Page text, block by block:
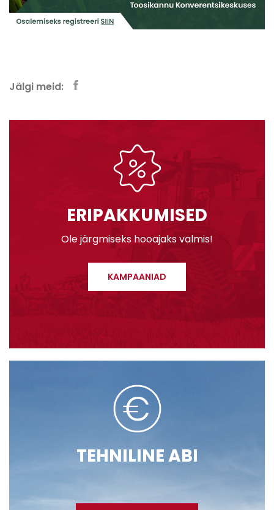
Jälgi meid:
ERIPAKKUMISED
Ole järgmiseks hooajaks valmis!
KAMPAANIAD
TEHNILINE ABI